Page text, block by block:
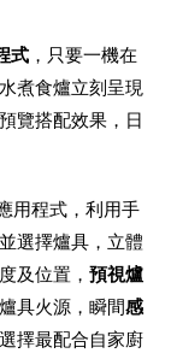
式 ，只要一機在
煮食爐立刻呈現
覽搭配效果，日
用程式，利用手
選擇爐具，立體
及位置， 預視爐
具火源，瞬間感
擇最配合自家廚